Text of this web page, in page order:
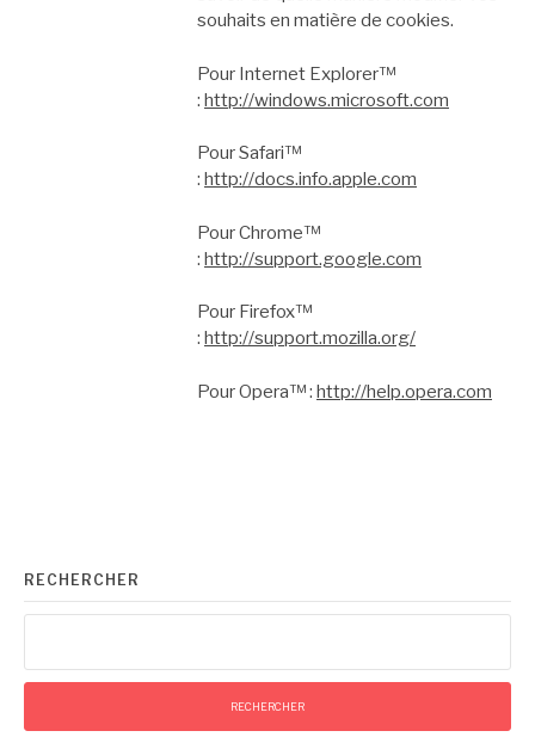
souhaits en matière de cookies.
Pour Internet Explorer™
: http://windows.microsoft.com
Pour Safari™
: http://docs.info.apple.com
Pour Chrome™
: http://support.google.com
Pour Firefox™
: http://support.mozilla.org/
Pour Opera™ : http://help.opera.com
RECHERCHER